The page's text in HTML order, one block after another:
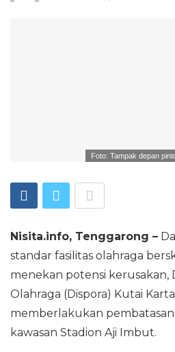
Foto: Tampak depan
Nisita.info, Tenggarong –
standar fasilitas olahraga
menekan potensi kerusakan,
Olahraga (Dispora) Kutai
memberlakukan pembatasan
kawasan Stadion Aji Imbut.